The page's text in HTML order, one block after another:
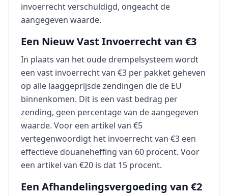
invoerrecht verschuldigd, ongeacht de
aangegeven waarde.
Een Nieuw Vast Invoerrecht van €3
In plaats van het oude drempelsysteem wordt
een vast invoerrecht van €3 per pakket geheven
op alle laaggeprijsde zendingen die de EU
binnenkomen. Dit is een vast bedrag per
zending, geen percentage van de aangegeven
waarde. Voor een artikel van €5
vertegenwoordigt het invoerrecht van €3 een
effectieve douaneheffing van 60 procent. Voor
een artikel van €20 is dat 15 procent.
Een Afhandelingsvergoeding van €2